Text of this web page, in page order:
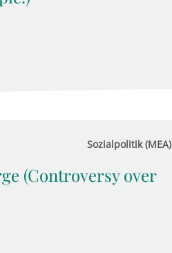
Sozialpolitik (MEA)
(Controversy over